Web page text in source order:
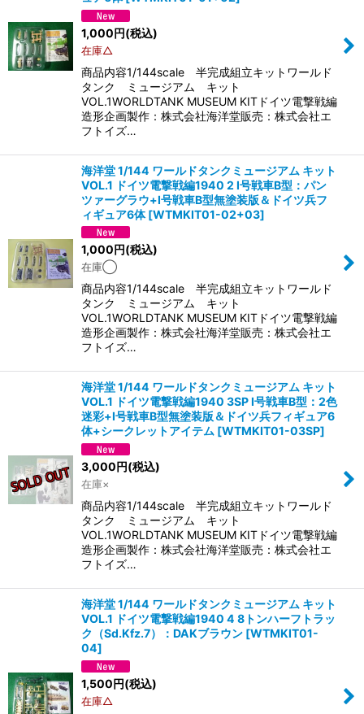
1,000円(税込)
在庫△
商品内容1/144scale 半完成組立キットワールド
タンク ミュージアム キット
VOL.1WORLDTANK MUSEUM KITドイツ電撃戦編
造形企画製作：株式会社海洋堂販売：株式会社エ
フトイズ…
海洋堂 1/144 ワールドタンクミュージアム キット
VOL.1 ドイツ電撃戦編1940 2 I号戦車B型：パン
ツァーグラウ+I号戦車B型無塗装版＆ドイツ兵フ
ィギュア6体 [WTMKIT01-02+03]
1,000円(税込)
在庫◯
商品内容1/144scale 半完成組立キットワールド
タンク ミュージアム キット
VOL.1WORLDTANK MUSEUM KITドイツ電撃戦編
造形企画製作：株式会社海洋堂販売：株式会社エ
フトイズ…
海洋堂 1/144 ワールドタンクミュージアム キット
VOL.1 ドイツ電撃戦編1940 3SP I号戦車B型：2色
迷彩+I号戦車B型無塗装版＆ドイツ兵フィギュア6
体+シークレットアイテム [WTMKIT01-03SP]
3,000円(税込)
在庫×
商品内容1/144scale 半完成組立キットワールド
タンク ミュージアム キット
VOL.1WORLDTANK MUSEUM KITドイツ電撃戦編
造形企画製作：株式会社海洋堂販売：株式会社エ
フトイズ…
海洋堂 1/144 ワールドタンクミュージアム キット
VOL.1 ドイツ電撃戦編1940 4 8トンハーフトラッ
ク（Sd.Kfz.7）：DAKブラウン [WTMKIT01-
04]
1,500円(税込)
在庫△